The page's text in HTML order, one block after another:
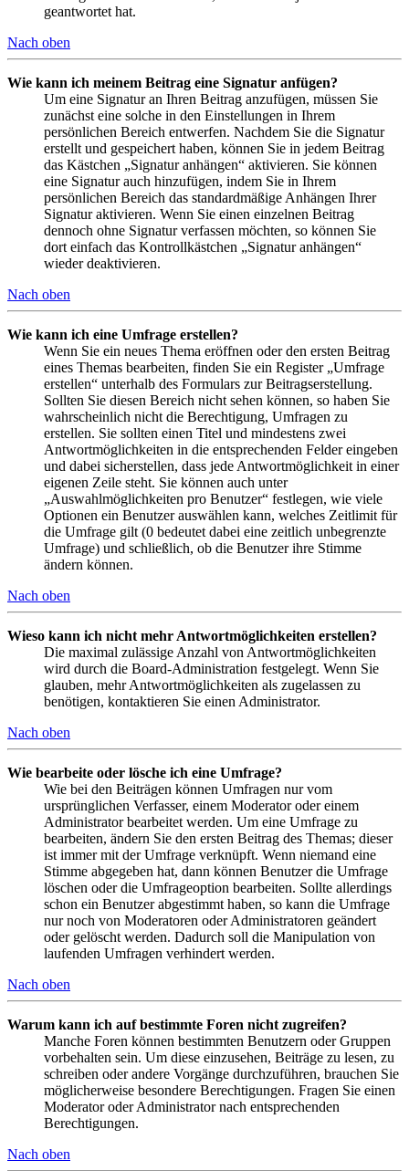
geantwortet hat.
Nach oben
Wie kann ich meinem Beitrag eine Signatur anfügen?
Um eine Signatur an Ihren Beitrag anzufügen, müssen Sie
zunächst eine solche in den Einstellungen in Ihrem
persönlichen Bereich entwerfen. Nachdem Sie die Signatur
erstellt und gespeichert haben, können Sie in jedem Beitrag
das Kästchen „Signatur anhängen“ aktivieren. Sie können
eine Signatur auch hinzufügen, indem Sie in Ihrem
persönlichen Bereich das standardmäßige Anhängen Ihrer
Signatur aktivieren. Wenn Sie einen einzelnen Beitrag
dennoch ohne Signatur verfassen möchten, so können Sie
dort einfach das Kontrollkästchen „Signatur anhängen“
wieder deaktivieren.
Nach oben
Wie kann ich eine Umfrage erstellen?
Wenn Sie ein neues Thema eröffnen oder den ersten Beitrag
eines Themas bearbeiten, finden Sie ein Register „Umfrage
erstellen“ unterhalb des Formulars zur Beitragserstellung.
Sollten Sie diesen Bereich nicht sehen können, so haben Sie
wahrscheinlich nicht die Berechtigung, Umfragen zu
erstellen. Sie sollten einen Titel und mindestens zwei
Antwortmöglichkeiten in die entsprechenden Felder eingeben
und dabei sicherstellen, dass jede Antwortmöglichkeit in einer
eigenen Zeile steht. Sie können auch unter
„Auswahlmöglichkeiten pro Benutzer“ festlegen, wie viele
Optionen ein Benutzer auswählen kann, welches Zeitlimit für
die Umfrage gilt (0 bedeutet dabei eine zeitlich unbegrenzte
Umfrage) und schließlich, ob die Benutzer ihre Stimme
ändern können.
Nach oben
Wieso kann ich nicht mehr Antwortmöglichkeiten erstellen?
Die maximal zulässige Anzahl von Antwortmöglichkeiten
wird durch die Board-Administration festgelegt. Wenn Sie
glauben, mehr Antwortmöglichkeiten als zugelassen zu
benötigen, kontaktieren Sie einen Administrator.
Nach oben
Wie bearbeite oder lösche ich eine Umfrage?
Wie bei den Beiträgen können Umfragen nur vom
ursprünglichen Verfasser, einem Moderator oder einem
Administrator bearbeitet werden. Um eine Umfrage zu
bearbeiten, ändern Sie den ersten Beitrag des Themas; dieser
ist immer mit der Umfrage verknüpft. Wenn niemand eine
Stimme abgegeben hat, dann können Benutzer die Umfrage
löschen oder die Umfrageoption bearbeiten. Sollte allerdings
schon ein Benutzer abgestimmt haben, so kann die Umfrage
nur noch von Moderatoren oder Administratoren geändert
oder gelöscht werden. Dadurch soll die Manipulation von
laufenden Umfragen verhindert werden.
Nach oben
Warum kann ich auf bestimmte Foren nicht zugreifen?
Manche Foren können bestimmten Benutzern oder Gruppen
vorbehalten sein. Um diese einzusehen, Beiträge zu lesen, zu
schreiben oder andere Vorgänge durchzuführen, brauchen Sie
möglicherweise besondere Berechtigungen. Fragen Sie einen
Moderator oder Administrator nach entsprechenden
Berechtigungen.
Nach oben